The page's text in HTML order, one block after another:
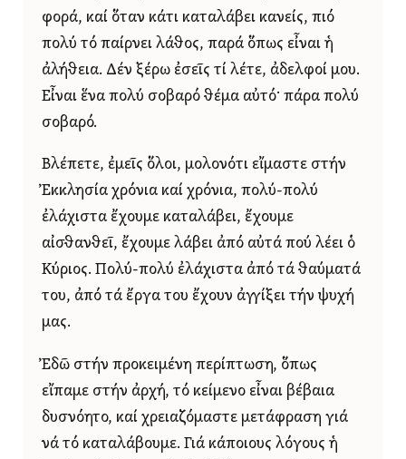
φορά, καί ὅταν κάτι καταλάβει κανείς, πιό
πολύ τό παίρνει λάθος, παρά ὅπως εἶναι ἡ
ἀλήθεια. Δέν ξέρω ἐσεῖς τί λέτε, ἀδελφοί μου.
Εἶναι ἕνα πολύ σοβαρό θέμα αὐτό· πάρα πολύ
σοβαρό.
Βλέπετε, ἐμεῖς ὅλοι, μολονότι εἴμαστε στήν
Ἐκκλησία χρόνια καί χρόνια, πολύ-πολύ
ἐλάχιστα ἔχουμε καταλάβει, ἔχουμε
αἰσθανθεῖ, ἔχουμε λάβει ἀπό αὐτά πού λέει ὁ
Κύριος. Πολύ-πολύ ἐλάχιστα ἀπό τά θαύματά
του, ἀπό τά ἔργα του ἔχουν ἀγγίξει τήν ψυχή
μας.
Ἐδῶ στήν προκειμένη περίπτωση, ὅπως
εἴπαμε στήν ἀρχή, τό κείμενο εἶναι βέβαια
δυσνόητο, καί χρειαζόμαστε μετάφραση γιά
νά τό καταλάβουμε. Γιά κάποιους λόγους ἡ